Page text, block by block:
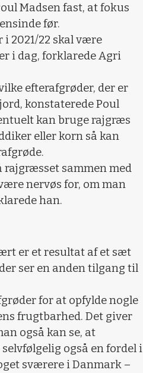
Madsen fast, at fokus
før.
i 2021/22 skal være
i dag, forklarede Agri
efterafgrøder, der er
konstaterede Poul
kan bruge rajgræs
eller korn så kan
rajgræsset sammen med
nervøs for, om man
han.
er et resultat af et sæt
ser en anden tilgang til
for at opfylde nogle
frugtbarhed. Det giver
også kan se, at
også en fordel i
sværere i Danmark –